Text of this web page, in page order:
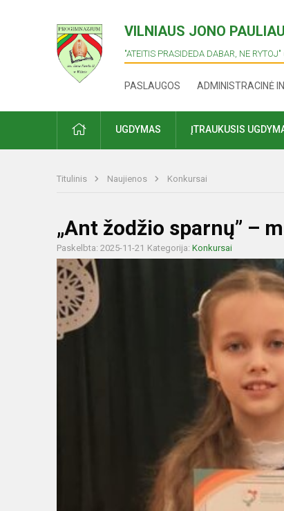
VILNIAUS JONO
"ATEITIS PRASIDEDA DABAR, NE
PASLAUGOS ADMINISTRACINĖ
PRADŽIAUGDYMAS ĮTRAUKUSIS
Titulinis Naujienos Konkursai
„Ant žodžio sparnų” –
Paskelbta: 2025-11-21 Kategorija: Konkursai